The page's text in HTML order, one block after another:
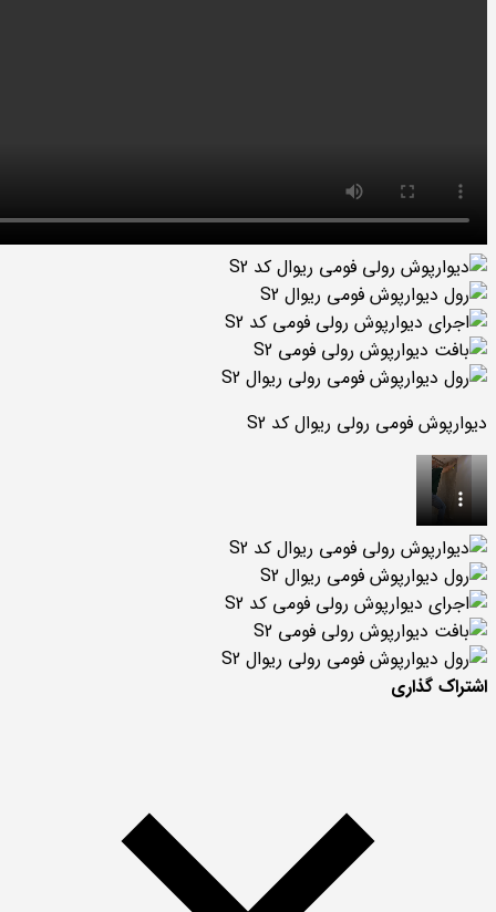
دیوارپوش فومی رولی ریوال کد S2
اشتراک گذاری